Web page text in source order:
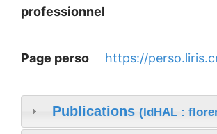
professionnel
Page perso https://
Publications (IdHAL :